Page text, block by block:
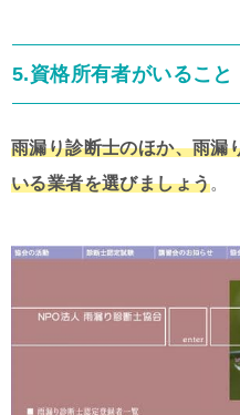
5.資格所有者がいること
雨漏り診断士のほか、雨漏
いる業者を選びましょう。